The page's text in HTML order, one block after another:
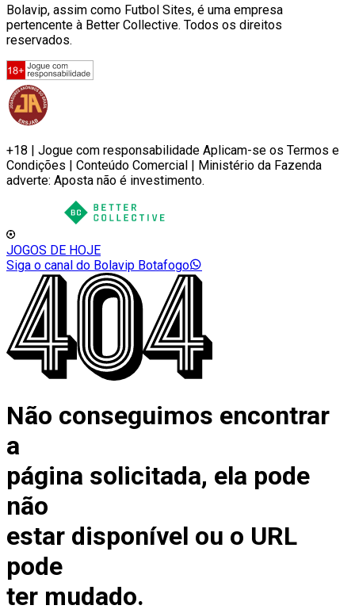
Bolavip, assim como Futbol Sites, é uma empresa
pertencente à Better Collective. Todos os direitos
reservados.
+18 | Jogue com responsabilidade Aplicam-se os Termos e
Condições | Conteúdo Comercial | Ministério da Fazenda
adverte: Aposta não é investimento.
JOGOS DE HOJE
Siga o canal do Bolavip Botafogo
Não conseguimos encontrar
a
página solicitada, ela pode
não
estar disponível ou o URL
pode
ter mudado.